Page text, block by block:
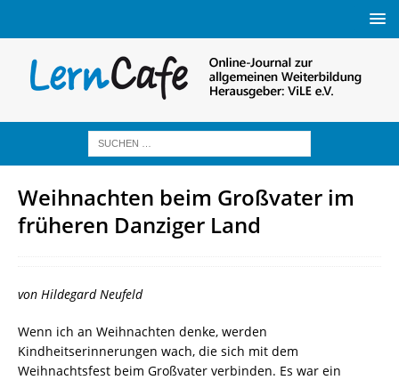
Weihnachten beim Großvater im
früheren Danziger Land
von Hildegard Neufeld
Wenn ich an Weihnachten denke, werden
Kindheitserinnerungen wach, die sich mit dem
Weihnachtsfest beim Großvater verbinden. Es war ein